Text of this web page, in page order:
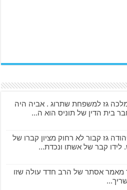
מלכה גז למשפחת שתרוג . אביה היה
בית הדין של תוניס הוא ה...
גז קבור לא רחוק מציון קברו של
לידו קבר של אשתו ונכדת...
מאמר אסתר של הרב חדד עולה שזו